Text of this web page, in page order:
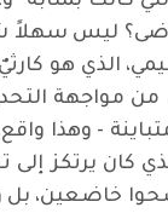
ليس سهلاً
الذي هو
مواجهة
- وهذا واقع،
كان يرتكز إلى
بل